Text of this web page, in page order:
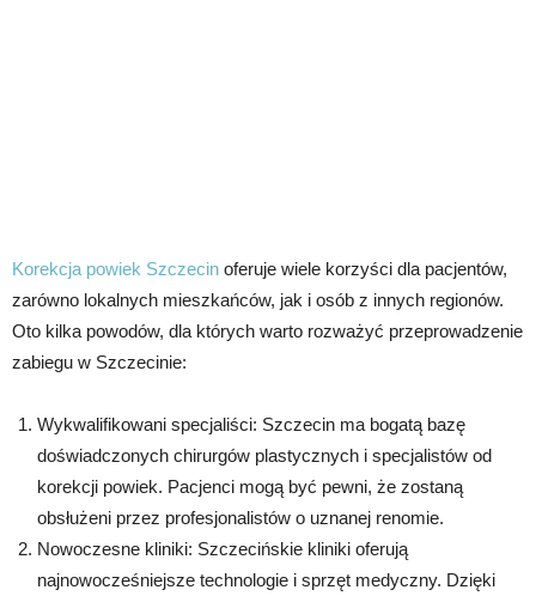
Korekcja powiek Szczecin oferuje wiele korzyści dla pacjentów,
zarówno lokalnych mieszkańców, jak i osób z innych regionów.
Oto kilka powodów, dla których warto rozważyć przeprowadzenie
zabiegu w Szczecinie:
Wykwalifikowani specjaliści: Szczecin ma bogatą bazę
doświadczonych chirurgów plastycznych i specjalistów od
korekcji powiek. Pacjenci mogą być pewni, że zostaną
obsłużeni przez profesjonalistów o uznanej renomie.
Nowoczesne kliniki: Szczecińskie kliniki oferują
najnowocześniejsze technologie i sprzęt medyczny. Dzięki